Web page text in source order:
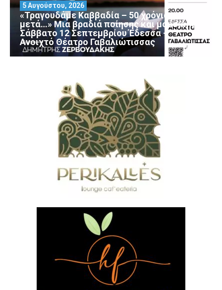
«Τραγουδάμε Καββαδία – 50 χρόνια
μετά…» Μια βραδιά ποίησης και μουσικής
Σάββατο 12 Σεπτεμβρίου Έδεσσα –
Ανοιχτό Θέατρο Γαβαλιώτισσας
5 Αυγούστου, 2026